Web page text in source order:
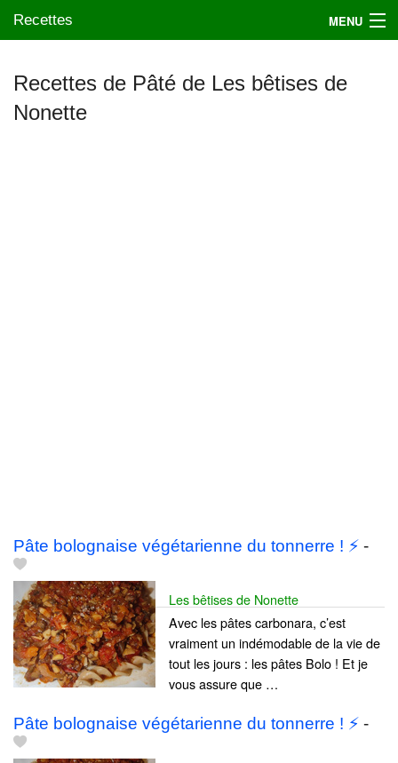
Recettes MENU
Mes blogs préférés
Recettes de Pâté de Les bêtises de
Nonette
Pâte bolognaise végétarienne du tonnerre ! ⚡ -
Les bêtises de Nonette
Avec les pâtes carbonara, c’est
vraiment un indémodable de la vie de
tout les jours : les pâtes Bolo ! Et je
vous assure que …
Pâte bolognaise végétarienne du tonnerre ! ⚡ -